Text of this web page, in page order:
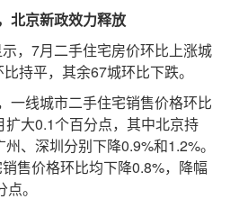
北京新政效力释放
7月二手住宅房价环比上涨城
持平，其余67城环比下跌。
线城市二手住宅销售价格环比
大0.1个百分点，其中北京持
、深圳分别下降0.9%和1.2%。
售价格环比均下降0.8%，降幅
。